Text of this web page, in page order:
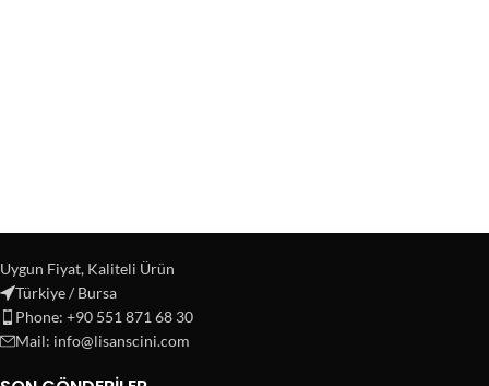
Uygun Fiyat, Kaliteli Ürün
Türkiye / Bursa
Phone: +90 551 871 68 30
Mail: info@lisanscini.com